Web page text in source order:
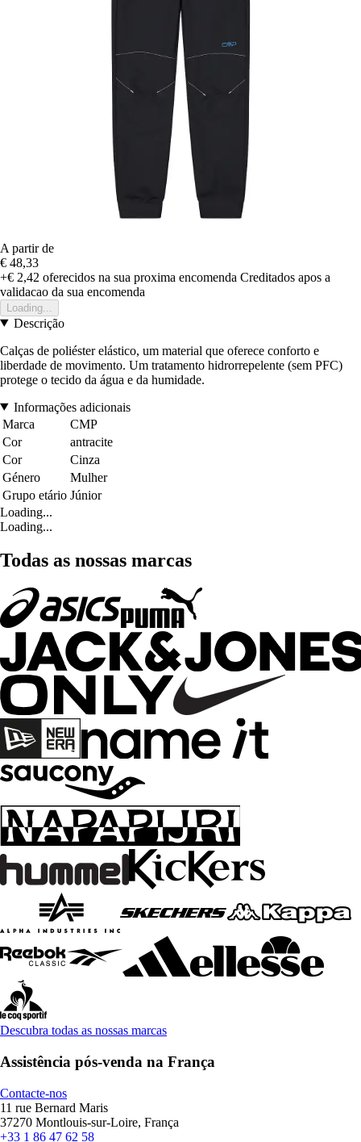
A partir de
€ 48,33
+€ 2,42 oferecidos na sua proxima encomenda Creditados apos a
validacao da sua encomenda
Loading...
Descrição
Calças de poliéster elástico, um material que oferece conforto e
liberdade de movimento. Um tratamento hidrorrepelente (sem PFC)
protege o tecido da água e da humidade.
Informações adicionais
Marca
CMP
Cor
antracite
Cor
Cinza
Género
Mulher
Grupo etário Júnior
Loading...
Loading...
Todas as nossas marcas
Descubra todas as nossas marcas
Assistência pós-venda na França
Contacte-nos
11 rue Bernard Maris
37270 Montlouis-sur-Loire, França
+33 1 86 47 62 58